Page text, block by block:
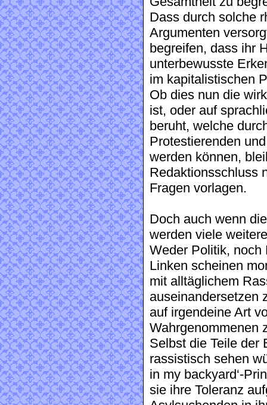
Dass durch solche
Argumenten
begreifen, dass ihr
unterbewusste
im kapitalistischen
Ob dies nun die
ist, oder auf
beruht, welche
Protestierenden
werden können,
Redaktionsschluss
Fragen vorlagen.
Doch auch wenn
werden viele
Weder Politik, noch
Linken scheinen
mit alltäglichem
auseinandersetzen
auf irgendeine Art
Wahrgenommenen
Selbst die Teile der
rassistisch sehen
in my backyard‘-
sie ihre Toleranz